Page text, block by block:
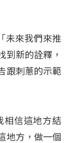
未來我們來推
到新的詮釋，
跟刺蔥的示範
相信這地方結
地方，做一個